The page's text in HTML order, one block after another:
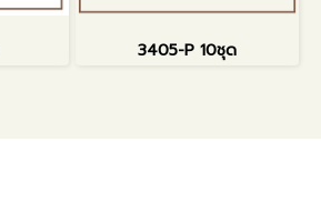
3405-P 10ชุด